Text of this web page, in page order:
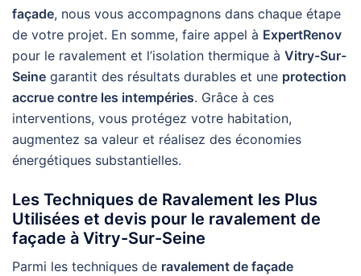
façade, nous vous accompagnons dans chaque étape
de votre projet. En somme, faire appel à ExpertRenov
pour le ravalement et l’isolation thermique à Vitry-Sur-
Seine garantit des résultats durables et une protection
accrue contre les intempéries. Grâce à ces
interventions, vous protégez votre habitation,
augmentez sa valeur et réalisez des économies
énergétiques substantielles.
Les Techniques de Ravalement les Plus
Utilisées et devis pour le ravalement de
façade à Vitry-Sur-Seine
Parmi les techniques de ravalement de façade